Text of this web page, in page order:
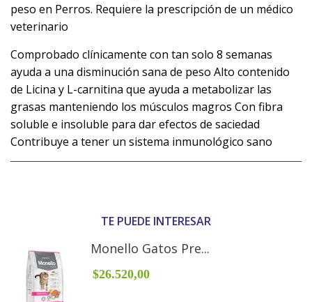
peso en Perros. Requiere la prescripción de un médico
veterinario
Comprobado clínicamente con tan solo 8 semanas
ayuda a una disminución sana de peso Alto contenido
de Licina y L-carnitina que ayuda a metabolizar las
grasas manteniendo los músculos magros Con fibra
soluble e insoluble para dar efectos de saciedad
Contribuye a tener un sistema inmunológico sano
TE PUEDE INTERESAR
Monello Gatos Pre...
$26.520,00